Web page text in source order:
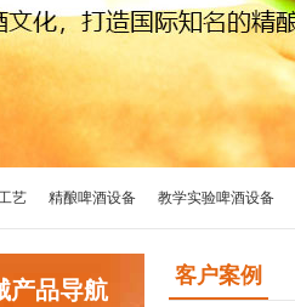
艺 精酿啤酒设备 教学实验啤酒设备
产品导航
客户案例